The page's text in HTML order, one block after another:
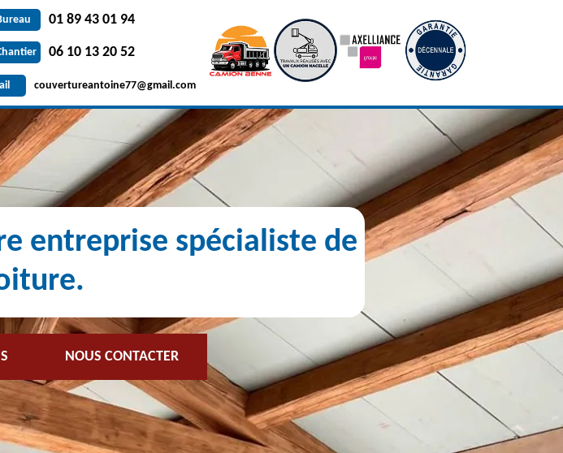
01 89 43 01 94
06 10 13 20 52
couvertureantoine77@gmail.com
entreprise spécialiste de
NOUS CONTACTER